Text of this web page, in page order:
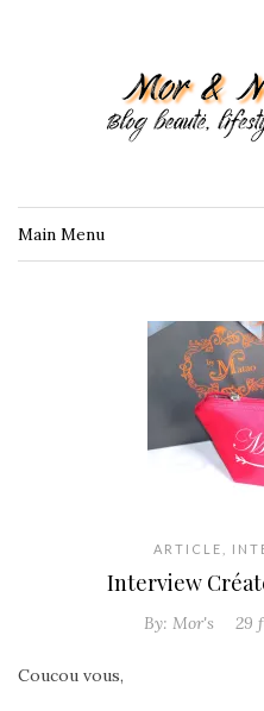
Main Menu
ARTICLE
Interview
By: Mor's 29
Coucou vous,